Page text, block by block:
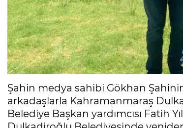
Şahin medya sahibi Gökhan
arkadaşlarla Kahramanmaraş
Belediye Başkan yardımcısı Fatih